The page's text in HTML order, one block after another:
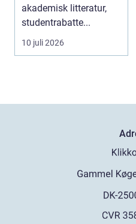
akademisk litteratur,
studentrabatte...
10 juli 2026